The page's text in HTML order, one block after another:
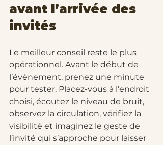
avant l’arrivée des
invités
Le meilleur conseil reste le plus
opérationnel. Avant le début de
l’événement, prenez une minute
pour tester. Placez-vous à l’endroit
choisi, écoutez le niveau de bruit,
observez la circulation, vérifiez la
visibilité et imaginez le geste de
l’invité qui s’approche pour laisser